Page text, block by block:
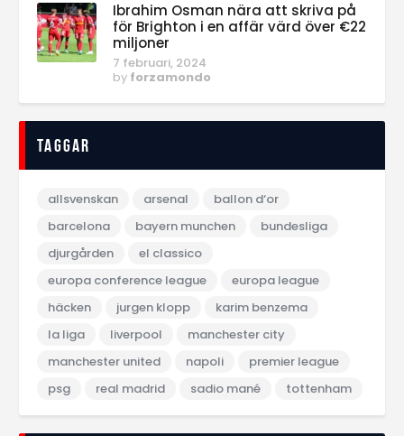
Ibrahim Osman nära att skriva på
för Brighton i en affär värd över €22
miljoner
7 februari, 2024
by forzamondo
Taggar
allsvenskan arsenal
ballon d‘or
barcelona
bayern munchen
bundesliga
djurgården
el classico
europa conference league
europa league
häcken
jurgen klopp
karim benzema
la liga
liverpool
manchester city
manchester united
napoli
premier league
psg
real madrid sadio mané tottenham